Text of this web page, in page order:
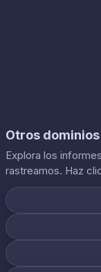
Otros
Explora los
rastreamos. Haz